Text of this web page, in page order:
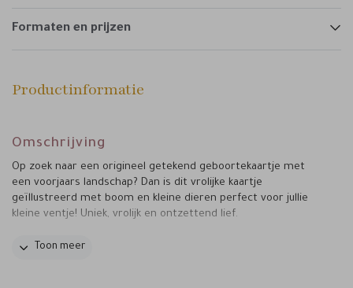
Formaten en prijzen
Productinformatie
Omschrijving
Op zoek naar een origineel getekend geboortekaartje met
een voorjaars landschap? Dan is dit vrolijke kaartje
geïllustreerd met boom en kleine dieren perfect voor jullie
kleine ventje! Uniek, vrolijk en ontzettend lief.
Tips van Marjolein:
Toon meer